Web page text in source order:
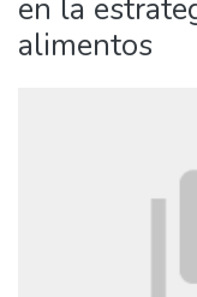
en la
alimentos